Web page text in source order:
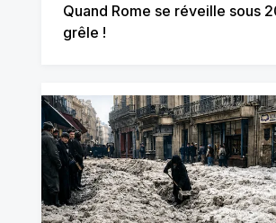
Quand Rome se réveille sous
grêle !